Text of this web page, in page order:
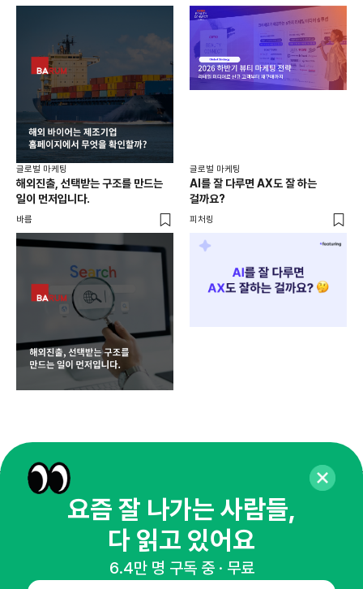
글로벌 마케팅
해외진출, 선택받는 구조를 만드는
일이 먼저입니다.
바름
글로벌 마케팅
AI를 잘 다루면 AX도 잘 하는
걸까요?
피처링
매주 화요일 아침,
마케팅 감각을 깨워 드릴게요!
65,043명의 마케터를 성장시키는 뉴스레터
뉴스레터 구독하기
요즘 잘 나가는 사람들,
다 읽고 있어요
6.4만 명 구독 중 · 무료